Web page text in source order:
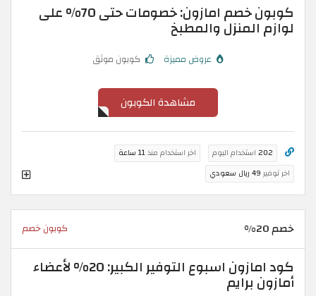
كوبون خصم امازون: خصومات حتى 70% على
لوازم المنزل والمطبخ
عروض مميزة كوبون موثق
مشاهدة الكوبون
202 استخدام اليوم اخر استخدام منذ11 ساعة
اخر توفير 49 ريال سعودي
خصم 20% كوبون خصم
كود امازون اسبوع التوفير الكبير: 20% لأعضاء
أمازون برايم